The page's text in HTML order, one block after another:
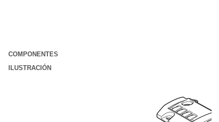
COMPONENTES
ILUSTRACIÓN